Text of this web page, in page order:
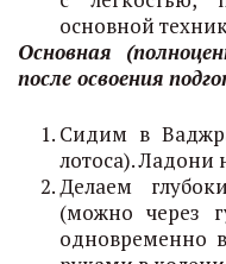
основной
Основная
после освоения
Сидим в
лотоса). Ладони
Делаем
(можно через
одновременно